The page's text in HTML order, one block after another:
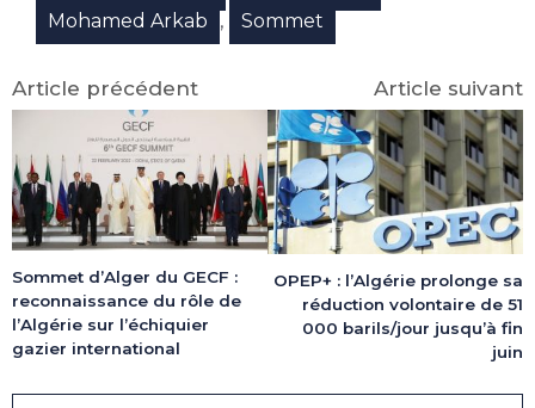
Mohamed Arkab , Sommet
Article précédent
Sommet d’Alger du GECF :
reconnaissance du rôle de
l’Algérie sur l’échiquier
gazier international
Article suivant
OPEP+ : l’Algérie prolonge sa
réduction volontaire de 51
000 barils/jour jusqu’à fin
juin